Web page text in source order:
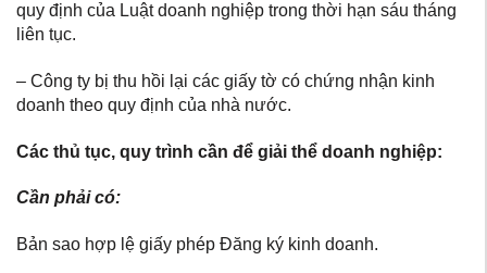
quy định của Luật doanh nghiệp trong thời hạn sáu tháng
liên tục.
– Công ty bị thu hồi lại các giấy tờ có chứng nhận kinh
doanh theo quy định của nhà nước.
Các thủ tục, quy trình cần để giải thể doanh nghiệp:
Cần phải có:
Bản sao hợp lệ giấy phép Đăng ký kinh doanh.